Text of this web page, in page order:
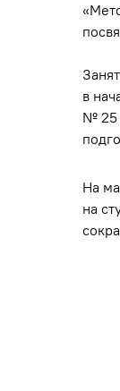
в
№ 25
На
на